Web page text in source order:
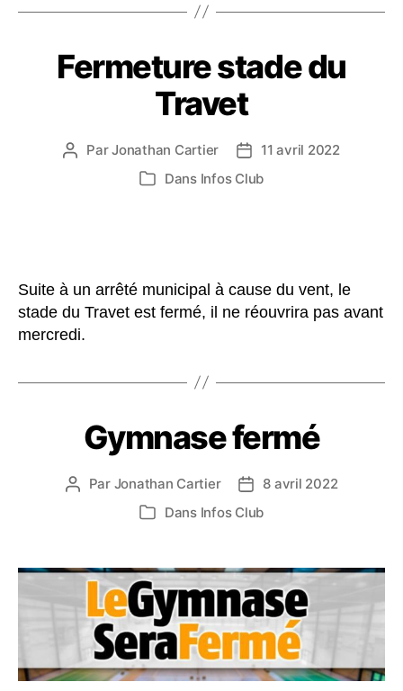
Fermeture stade du
Travet
Auteur
ParJonathan Cartier
Date
de
11 avril 2022
Catégories
Dans Infos Club
Suite à un arrêté municipal à cause du vent, le
stade du Travet est fermé, il ne réouvrira pas avant
mercredi.
Gymnase fermé
Auteur
Par Jonathan Cartier
Date
de
8 avril 2022
Catégories
Dans Infos Club